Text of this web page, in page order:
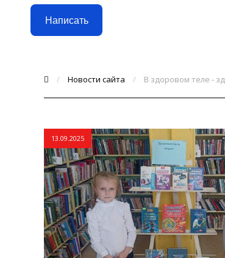
Написать
/ Новости сайта / В здоровом теле -
13.09.2025